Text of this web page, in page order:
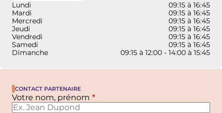
Lundi
09:15 à 16:45
Mardi
09:15 à 16:45
Mercredi
09:15 à 16:45
Jeudi
09:15 à 16:45
Vendredi
09:15 à 16:45
Samedi
09:15 à 16:45
Dimanche
09:15 à 12:00 - 14:00 à 15:45
Contact partenaire
Votre nom, prénom